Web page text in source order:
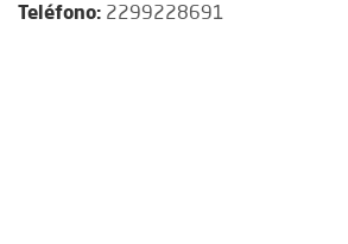
Teléfono: 2299228691